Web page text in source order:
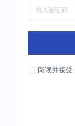
阅读并接受